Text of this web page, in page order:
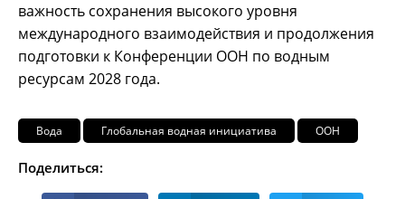
важность сохранения высокого уровня
международного взаимодействия и продолжения
подготовки к Конференции ООН по водным
ресурсам 2028 года.
Вода Глобальная водная инициатива ООН
Поделиться: